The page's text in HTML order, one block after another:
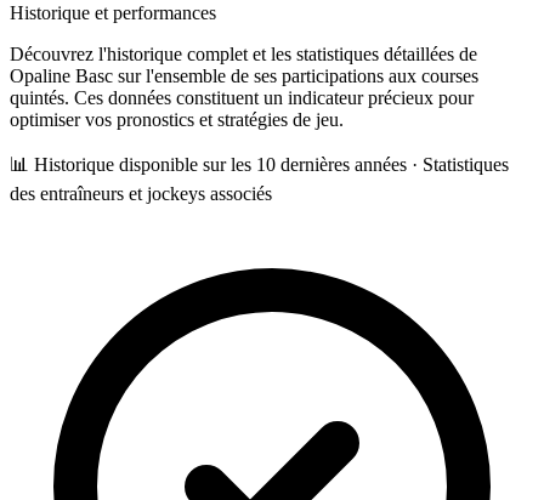
Historique et performances
Découvrez l'historique complet et les statistiques détaillées de
Opaline Basc sur l'ensemble de ses participations aux courses
quintés. Ces données constituent un indicateur précieux pour
optimiser vos pronostics et stratégies de jeu.
📊 Historique disponible sur les 10 dernières années · Statistiques
des entraîneurs et jockeys associés